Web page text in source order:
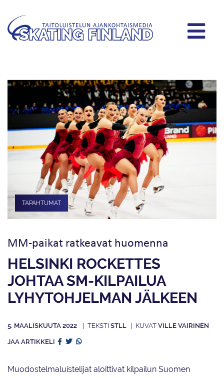
TAPAHTUMAT
MM-paikat ratkeavat huomenna
HELSINKI ROCKETTES
JOHTAA SM-KILPAILUA
LYHYTOHJELMAN JÄLKEEN
5. MAALISKUUTA 2022 STLL VILLE VAIRINEN
JAA ARTIKKELI
Muodostelmaluistelijat aloittivat kilpailun Suomen